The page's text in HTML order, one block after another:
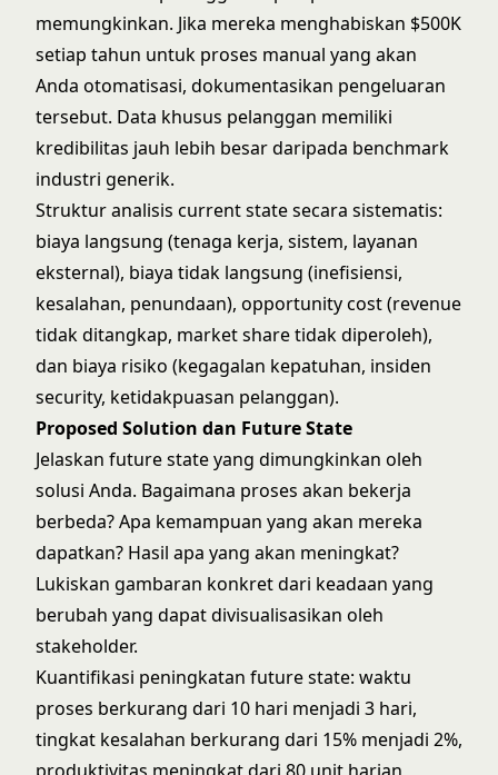
memungkinkan. Jika mereka menghabiskan $500K
setiap tahun untuk proses manual yang akan
Anda otomatisasi, dokumentasikan pengeluaran
tersebut. Data khusus pelanggan memiliki
kredibilitas jauh lebih besar daripada benchmark
industri generik.
Struktur analisis current state secara sistematis:
biaya langsung (tenaga kerja, sistem, layanan
eksternal), biaya tidak langsung (inefisiensi,
kesalahan, penundaan), opportunity cost (revenue
tidak ditangkap, market share tidak diperoleh),
dan biaya risiko (kegagalan kepatuhan, insiden
security, ketidakpuasan pelanggan).
Proposed Solution dan Future State
Jelaskan future state yang dimungkinkan oleh
solusi Anda. Bagaimana proses akan bekerja
berbeda? Apa kemampuan yang akan mereka
dapatkan? Hasil apa yang akan meningkat?
Lukiskan gambaran konkret dari keadaan yang
berubah yang dapat divisualisasikan oleh
stakeholder.
Kuantifikasi peningkatan future state: waktu
proses berkurang dari 10 hari menjadi 3 hari,
tingkat kesalahan berkurang dari 15% menjadi 2%,